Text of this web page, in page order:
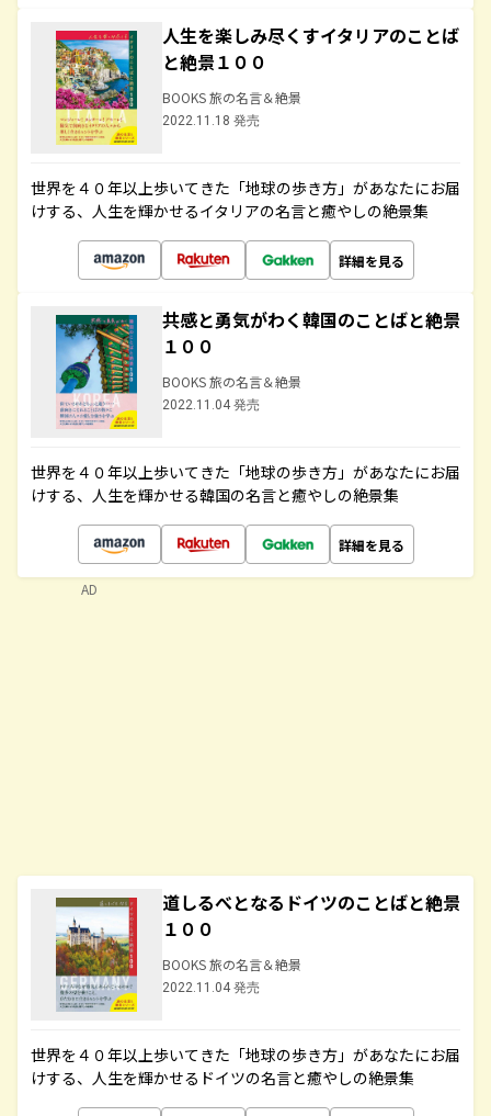
人生を楽しみ尽くすイタリアのことば
と絶景１００
BOOKS 旅の名言＆絶景
2022.11.18 発売
世界を４０年以上歩いてきた「地球の歩き方」があなたにお届
けする、人生を輝かせるイタリアの名言と癒やしの絶景集
詳細を見る
共感と勇気がわく韓国のことばと絶景
１００
BOOKS 旅の名言＆絶景
2022.11.04 発売
世界を４０年以上歩いてきた「地球の歩き方」があなたにお届
けする、人生を輝かせる韓国の名言と癒やしの絶景集
詳細を見る
道しるべとなるドイツのことばと絶景
１００
BOOKS 旅の名言＆絶景
2022.11.04 発売
世界を４０年以上歩いてきた「地球の歩き方」があなたにお届
けする、人生を輝かせるドイツの名言と癒やしの絶景集
AD